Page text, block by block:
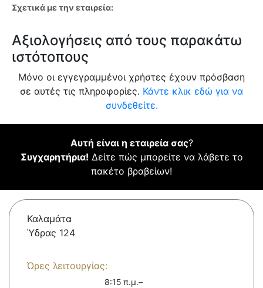
Σχετικά με την εταιρεία:
Αξιολογήσεις από τους παρακάτω
ιστότοπους
Μόνο οι εγγεγραμμένοι χρήστες έχουν πρόσβαση
σε αυτές τις πληροφορίες. Κάντε κλικ εδώ για να
συνδεθείτε.
Αυτή είναι η εταιρεία σας?
Συγχαρητήρια! Δείτε πώς μπορείτε να λάβετε το
πακέτο βραβείων!
Καλαμάτα
Ύδρας 124
Ώρες λειτουργίας:
8:15 π.μ.–